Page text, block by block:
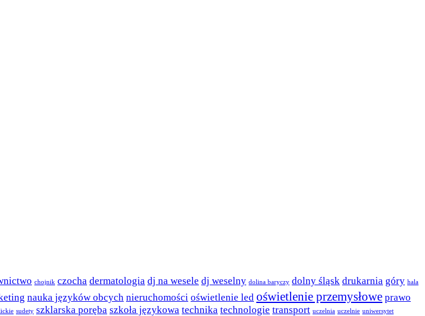
chojnik czocha dermatologia dj na wesele dj weselny dolina baryczy dolny śląsk drukarnia góry hala
nauka języków obcych nieruchomości oświetlenie led oświetlenie przemysłowe prawo
sudety szklarska poręba szkoła językowa technika technologie transport uczelnia uczelnie uniwersytet